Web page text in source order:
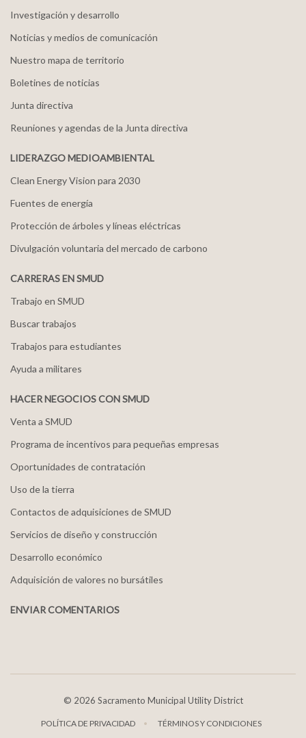
Investigación y desarrollo
Noticias y medios de comunicación
Nuestro mapa de territorio
Boletines de noticias
Junta directiva
Reuniones y agendas de la Junta directiva
LIDERAZGO MEDIOAMBIENTAL
Clean Energy Vision para 2030
Fuentes de energía
Protección de árboles y líneas eléctricas
Divulgación voluntaria del mercado de carbono
CARRERAS EN SMUD
Trabajo en SMUD
Buscar trabajos
Trabajos para estudiantes
Ayuda a militares
HACER NEGOCIOS CON SMUD
Venta a SMUD
Programa de incentivos para pequeñas empresas
Oportunidades de contratación
Uso de la tierra
Contactos de adquisiciones de SMUD
Servicios de diseño y construcción
Desarrollo económico
Adquisición de valores no bursátiles
ENVIAR COMENTARIOS
© 2026 Sacramento Municipal Utility District
POLÍTICA DE PRIVACIDAD TÉRMINOS Y CONDICIONES